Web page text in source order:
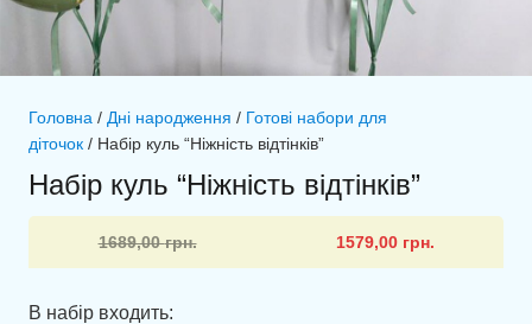
Головна / Дні народження / Готові набори для
діточок / Набір куль “Ніжність відтінків”
Набір куль “Ніжність відтінків”
1689,00грн.
Оригінальна
ціна:
1689,00 грн..
1579,00 грн.
Поточна
ціна:
1579,00 грн..
В набір входить: